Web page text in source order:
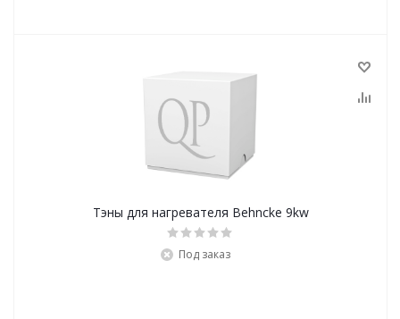
Тэны для нагревателя Behncke 9kw
Под заказ